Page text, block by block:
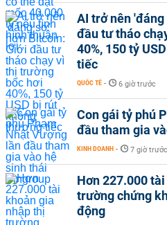
AI trở nên
đầu tư tháo
40%, 150 tỷ
tiếc
QUỐC TẾ - 6 giờ trước
Con gái tỷ phú
đầu tham gia
KINH DOANH - 7 giờ trước
Hơn 227.000
trường chứng
động